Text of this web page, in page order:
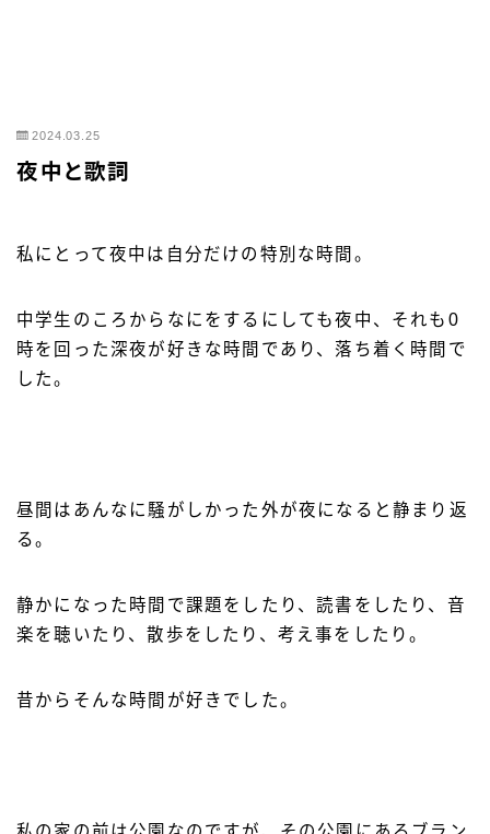
2024.03.25
夜中と歌詞
私にとって夜中は自分だけの特別な時間。
中学生のころからなにをするにしても夜中、それも0
時を回った深夜が好きな時間であり、落ち着く時間で
した。
昼間はあんなに騒がしかった外が夜になると静まり返
る。
静かになった時間で課題をしたり、読書をしたり、音
楽を聴いたり、散歩をしたり、考え事をしたり。
昔からそんな時間が好きでした。